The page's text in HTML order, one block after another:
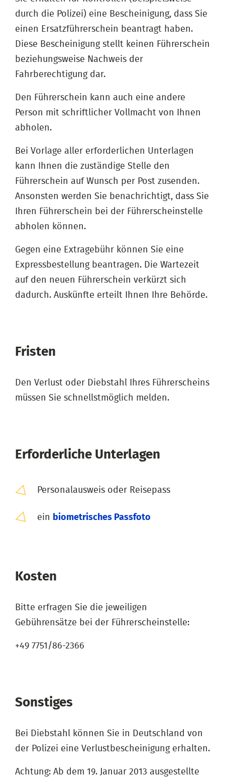
durch die Polizei) eine Bescheinigung, dass Sie
einen Ersatzführerschein beantragt haben.
Diese Bescheinigung stellt keinen Führerschein
beziehungsweise Nachweis der
Fahrberechtigung dar.
Den Führerschein kann auch eine andere
Person mit schriftlicher Vollmacht von Ihnen
abholen.
Bei Vorlage aller erforderlichen Unterlagen
kann Ihnen die zuständige Stelle den
Führerschein auf Wunsch per Post zusenden.
Ansonsten werden Sie benachrichtigt, dass Sie
Ihren Führerschein bei der Führerscheinstelle
abholen können.
Gegen eine Extragebühr können Sie eine
Expressbestellung beantragen. Die Wartezeit
auf den neuen Führerschein verkürzt sich
dadurch. Auskünfte erteilt Ihnen Ihre Behörde.
Fristen
Den Verlust oder Diebstahl Ihres Führerscheins
müssen Sie schnellstmöglich melden.
Erforderliche Unterlagen
Personalausweis oder Reisepass
ein biometrisches Passfoto
Kosten
Bitte erfragen Sie die jeweiligen
Gebührensätze bei der Führerscheinstelle:
+49 7751/86-2366
Sonstiges
Bei Diebstahl können Sie in Deutschland von
der Polizei eine Verlustbescheinigung erhalten.
Achtung: Ab dem 19. Januar 2013 ausgestellte